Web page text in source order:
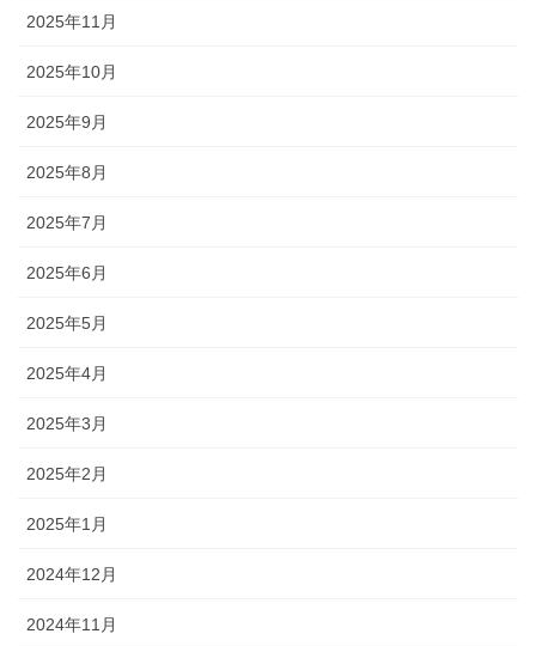
2025年11月
2025年10月
2025年9月
2025年8月
2025年7月
2025年6月
2025年5月
2025年4月
2025年3月
2025年2月
2025年1月
2024年12月
2024年11月